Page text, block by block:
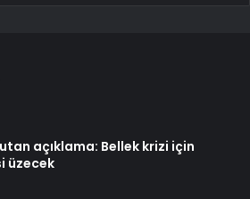
açıklama: Bellek krizi için
üzecek